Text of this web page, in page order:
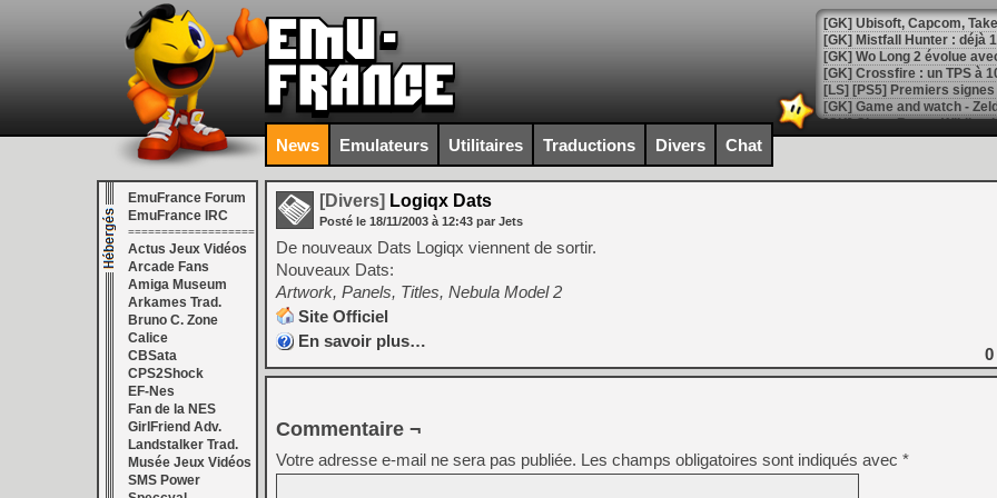
[GK] Mistfall Hunter : déjà
[GK] Wo Long 2 évolue
[GK] Crossfire : un TPS à
[LS] [PS5] Premiers
[Mo5] DOOM arrive en
[GK] Bethesda fête les 30
[GK] Roblox : l'action en
[GK] Agenda - GeForce
[LS] [PS5] ps5-y2jb-
[GK] Pourquoi Marvel
[GK] Test : Restory : Chill
[GK] GTA 6 : Rockstar
[GK] Hot Wheels Infinite
[GK] Mémoire cash -
[GK] Résultats Nintendo :
News Emulateurs Utilitaires Traductions Divers Chat
EmuFrance Forum
EmuFrance IRC
===================
Actus Jeux Vidéos
Arcade Fans
Amiga Museum
Arkames Trad.
Bruno C. Zone
Calice
CBSata
CPS2Shock
EF-Nes
Fan de la NES
GirlFriend Adv.
Landstalker Trad.
Musée Jeux Vidéos
SMS Power
[Divers] Logiqx Dats
Posté le 18/11/2003 à 12:43 par Jets
De nouveaux Dats Logiqx viennent de sortir.
Nouveaux Dats:
Artwork, Panels, Titles, Nebula Model 2
Site Officiel
En savoir plus…
0
Commentaire ¬
Votre adresse e-mail ne sera pas publiée. Les champs obligatoires sont indiqués avec *